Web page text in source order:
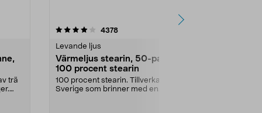
trä
4378recensioner
Levande ljus
Värmeljus stearin, 50-pack,
100 procent stearin
100 procent stearin. Tillverkade i
Sverige som brinner med en
4.5av 5 stjärnor